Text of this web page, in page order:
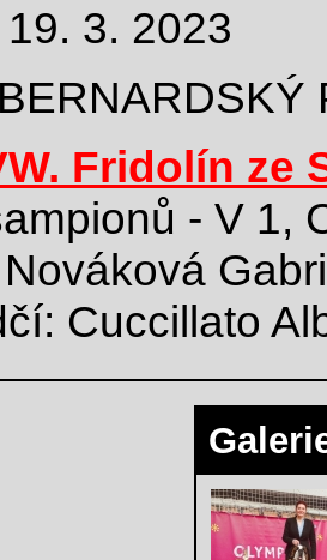
3. 2023
Fridolín ze
- V 1,
Cuccillato